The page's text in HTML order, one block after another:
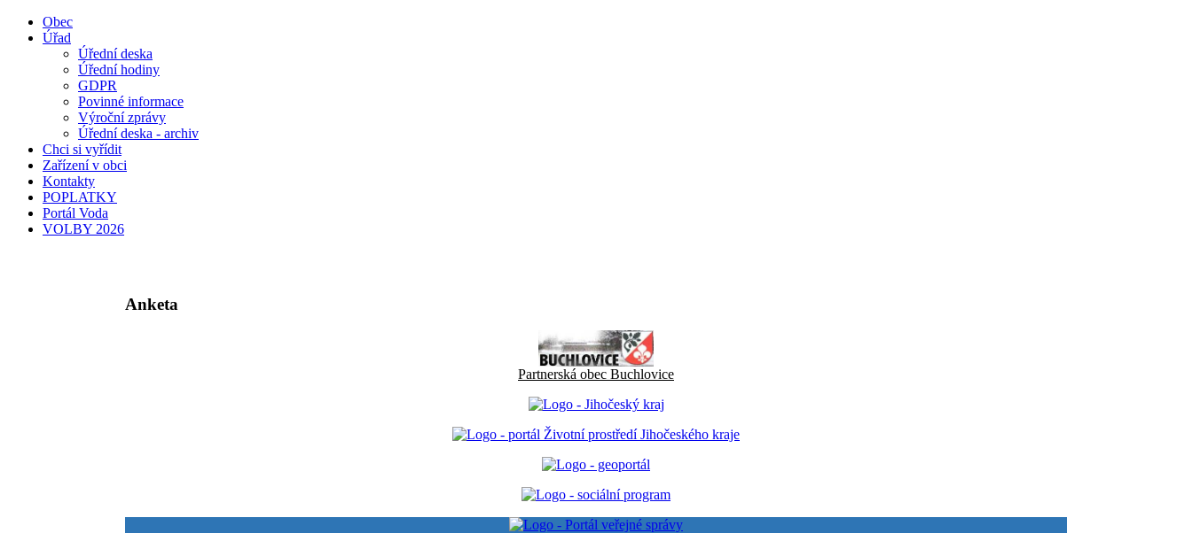
Obec
Úřad
Úřední deska
Úřední hodiny
GDPR
Povinné informace
Výroční zprávy
Úřední deska - archiv
Chci si vyřídit
Zařízení v obci
Kontakty
POPLATKY
Portál Voda
VOLBY 2026
Anketa
Partnerská obec Buchlovice